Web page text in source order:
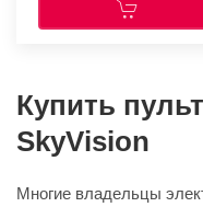
Купить
SkyVision
Многие владельцы